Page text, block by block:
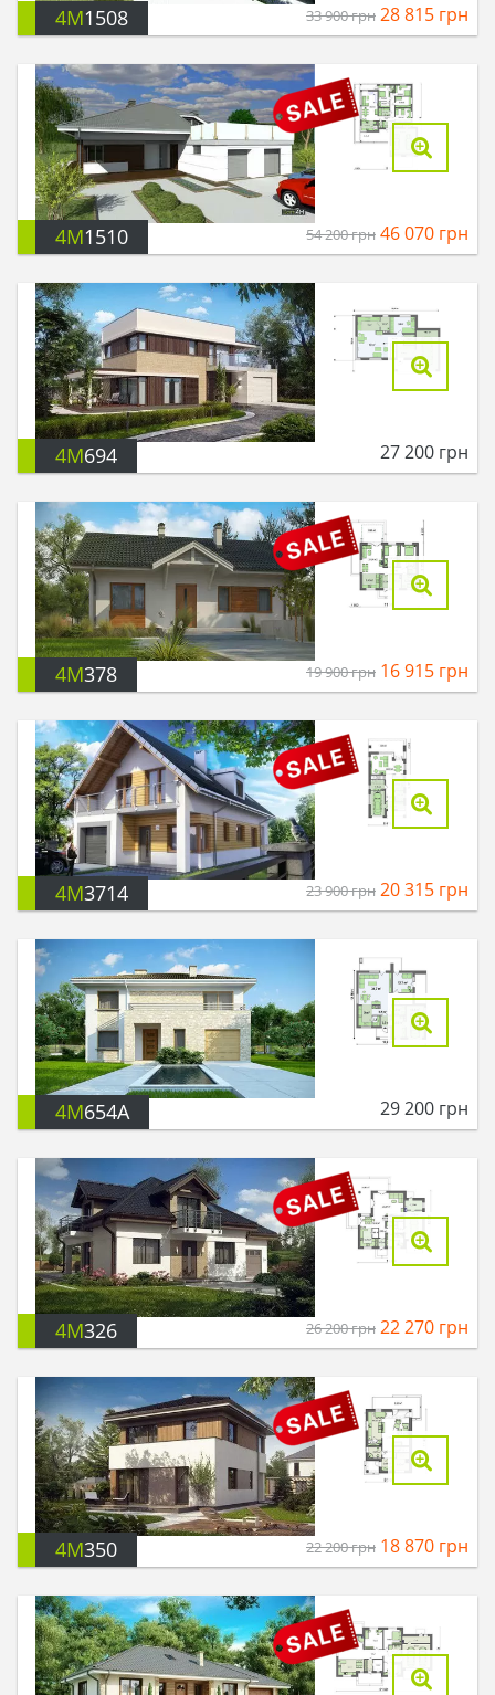
4M1508 33 900грн 28 815 грн
4M1510 54 200грн 46 070 грн
4M694 27 200 грн
4M378 19 900грн 16 915 грн
4M3714 23 900грн 20 315 грн
4M654A 29 200 грн
4M326 26 200грн 22 270 грн
4M350 22 200грн 18 870 грн